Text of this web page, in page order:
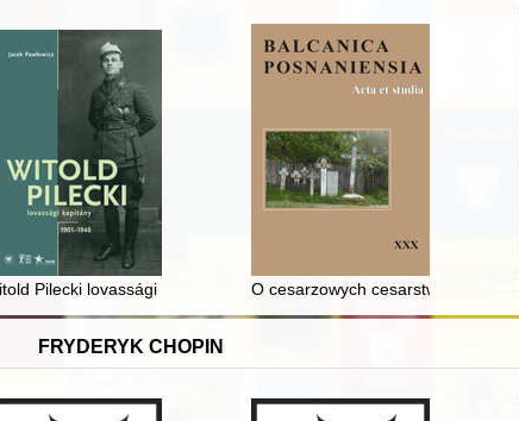
1950) = Survey of Polish war losses to architectural heritage
Pilecki lovassági kapitány 1901-1948O cesarzowych cesarstwa
FRYDERYK CHOPIN